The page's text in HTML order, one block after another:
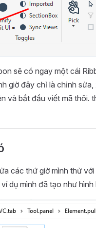
sẽ có ngay một cái
giờ đây chỉ là chỉnh
và bắt đầu viết mã thôi.
các thứ giờ mình thử
dụ mình đã tạo như hình